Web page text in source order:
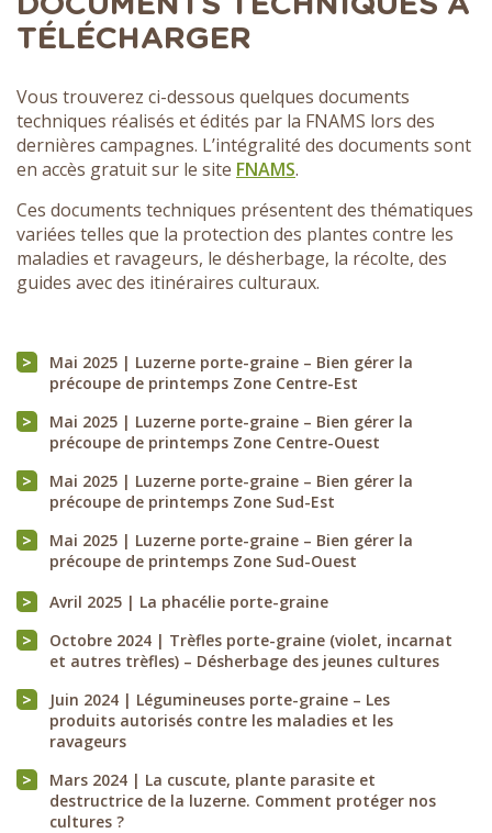
TÉLÉCHARGER
Vous trouverez ci-dessous quelques documents
techniques réalisés et édités par la FNAMS lors des
dernières campagnes. L’intégralité des documents sont
en accès gratuit sur le site FNAMS.
Ces documents techniques présentent des thématiques
variées telles que la protection des plantes contre les
maladies et ravageurs, le désherbage, la récolte, des
guides avec des itinéraires culturaux.
Mai 2025 | Luzerne porte-graine – Bien gérer la
précoupe de printemps Zone Centre-Est
Mai 2025 | Luzerne porte-graine – Bien gérer la
précoupe de printemps Zone Centre-Ouest
Mai 2025 | Luzerne porte-graine – Bien gérer la
précoupe de printemps Zone Sud-Est
Mai 2025 | Luzerne porte-graine – Bien gérer la
précoupe de printemps Zone Sud-Ouest
Avril 2025 | La phacélie porte-graine
Octobre 2024 | Trèfles porte-graine (violet, incarnat
et autres trèfles) – Désherbage des jeunes cultures
Juin 2024 | Légumineuses porte-graine – Les
produits autorisés contre les maladies et les
ravageurs
Mars 2024 | La cuscute, plante parasite et
destructrice de la luzerne. Comment protéger nos
cultures ?